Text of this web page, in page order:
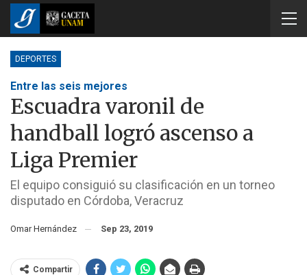
DEPORTES
Entre las seis mejores
Escuadra varonil de
handball logró ascenso a
Liga Premier
El equipo consiguió su clasificación en un torneo
disputado en Córdoba, Veracruz
Omar Hernández Sep 23, 2019
Compartir